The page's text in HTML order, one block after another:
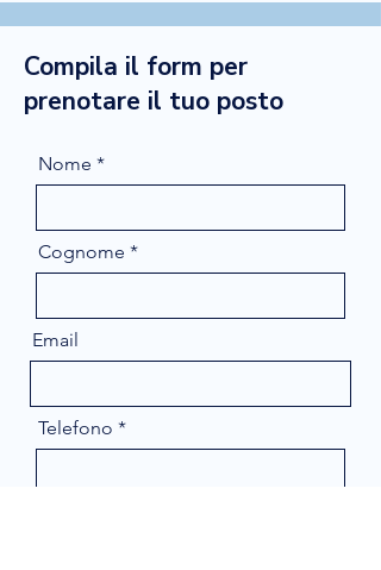
Compila il form per
prenotare il tuo posto
Nome
Cognome
Email
Telefono